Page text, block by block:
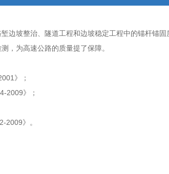
边坡整治、隧道工程和边坡稳定工程中的锚杆锚
，为高速公路的质量提了保障。
》；
2009》；
2009》。